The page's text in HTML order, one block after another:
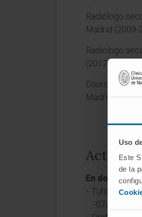
Uso
Este
de la
Selección
Radiólogo
Madrid (2009-
Radiólogo
(2012-2014).
Coordinador
Madrid (2014-
En docencia
Tutor de
-07/2018).